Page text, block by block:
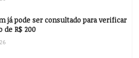
já pode ser consultado para verificar
de R$ 200